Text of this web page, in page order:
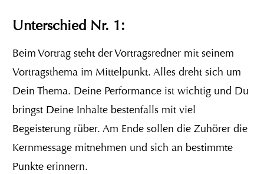
Unterschied Nr. 1:
Beim Vortrag steht der Vortragsredner mit seinem
Vortragsthema im Mittelpunkt. Alles dreht sich um
Dein Thema. Deine Performance ist wichtig und Du
bringst Deine Inhalte bestenfalls mit viel
Begeisterung rüber. Am Ende sollen die Zuhörer die
Kernmessage mitnehmen und sich an bestimmte
Punkte erinnern.